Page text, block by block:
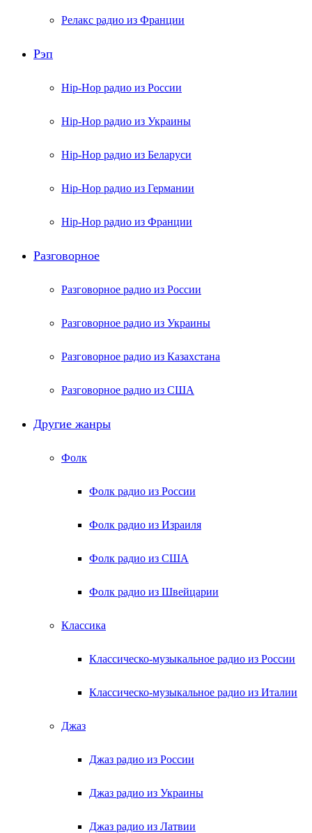
Релакс радио из Франции
Рэп
Hip-Hop радио из России
Hip-Hop радио из Украины
Hip-Hop радио из Беларуси
Hip-Hop радио из Германии
Hip-Hop радио из Франции
Разговорное
Разговорное радио из России
Разговорное радио из Украины
Разговорное радио из Казахстана
Разговорное радио из США
Другие жанры
Фолк
Фолк радио из России
Фолк радио из Израиля
Фолк радио из США
Фолк радио из Швейцарии
Классика
Классическо-музыкальное радио из России
Классическо-музыкальное радио из Италии
Джаз
Джаз радио из России
Джаз радио из Украины
Джаз радио из Латвии